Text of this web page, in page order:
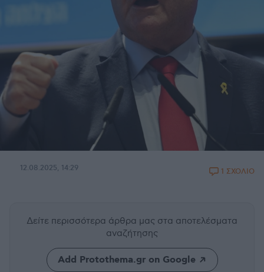
12.08.2025, 14:29 1 ΣΧΟΛΙΟ
Δείτε περισσότερα άρθρα μας στα αποτελέσματα
αναζήτησης
Add Protothema.gr on Google